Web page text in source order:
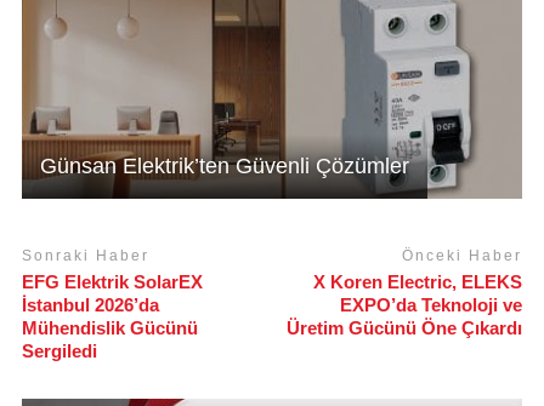
Günsan Elektrik’ten Güvenli Çözümler
Sonraki Haber
EFG Elektrik SolarEX
İstanbul 2026’da
Mühendislik Gücünü
Sergiledi
Önceki Haber
X Koren Electric, ELEKS
EXPO’da Teknoloji ve
Üretim Gücünü Öne Çıkardı